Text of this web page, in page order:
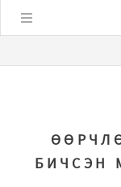
БИЧСЭН